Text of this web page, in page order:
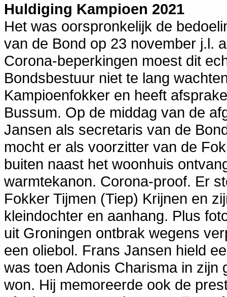
Huldiging Kampioen 2021
Het was oorspronkelijk de
van de Bond op 23 november j.l.
Corona-beperkingen moest dit
Bondsbestuur niet te lang
Kampioenfokker en heeft
Bussum. Op de middag van de
Jansen als secretaris van de
mocht er als voorzitter van de
buiten naast het woonhuis
warmtekanon. Corona-proof. Er
Fokker Tijmen (Tiep) Krijnen en
kleindochter en aanhang. Plus
uit Groningen ontbrak wegens
een oliebol. Frans Jansen hield
was toen Adonis Charisma in
won. Hij memoreerde ook de